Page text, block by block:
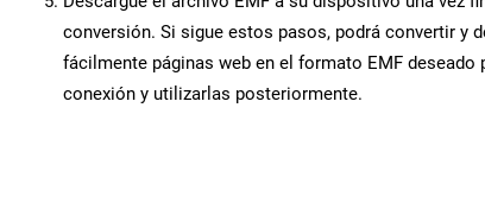
conversión. Si sigue estos pasos, podrá convertir y
fácilmente páginas web en el formato EMF deseado
conexión y utilizarlas posteriormente.